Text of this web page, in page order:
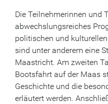
Die Teilnehmerinnen und
abwechslungsreiches
politischen und
sind unter anderem eine
Maastricht. Am zweiten
Bootsfahrt auf der Maas
Geschichte und die
erläutert werden.